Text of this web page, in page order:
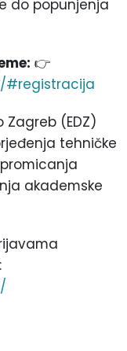
do popunjenja
👉
#registracija
Zagreb (EDZ)
tehničke
akademske